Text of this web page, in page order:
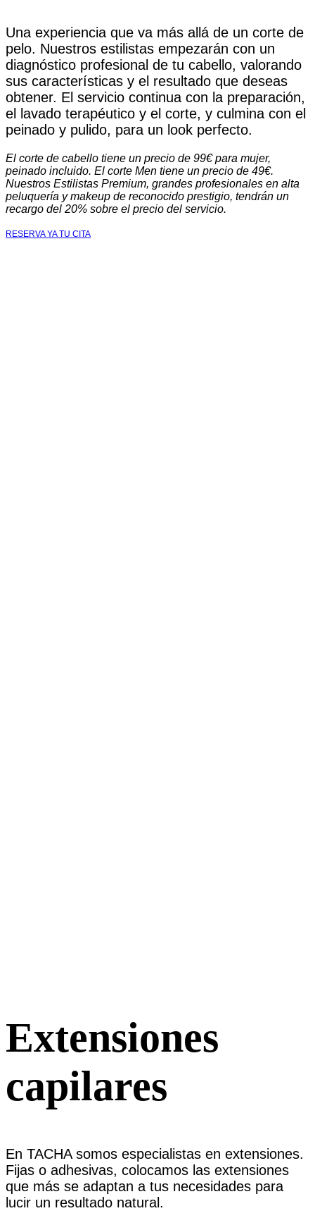
Una experiencia que va más allá de un corte de
pelo. Nuestros estilistas empezarán con un
diagnóstico profesional de tu cabello, valorando
sus características y el resultado que deseas
obtener. El servicio continua con la preparación,
el lavado terapéutico y el corte, y culmina con el
peinado y pulido, para un look perfecto.
El corte de cabello tiene un precio de 99€ para mujer,
peinado incluido. El corte Men tiene un precio de 49€.
Nuestros Estilistas Premium, grandes profesionales en alta
peluquería y makeup de reconocido prestigio, tendrán un
recargo del 20% sobre el precio del servicio.
RESERVA YA TU CITA
Extensiones
capilares
En TACHA somos especialistas en extensiones.
Fijas o adhesivas, colocamos las extensiones
que más se adaptan a tus necesidades para
lucir un resultado natural.